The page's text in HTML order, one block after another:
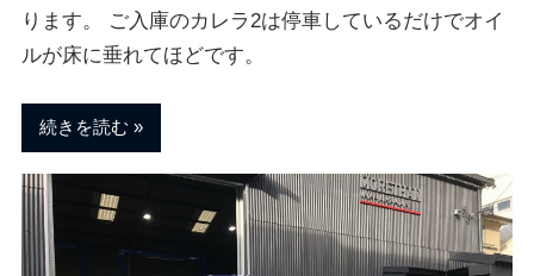
ります。 ご入庫のカレラ2は停車しているだけでオイ
ルが床に垂れてほどです。
続きを読む